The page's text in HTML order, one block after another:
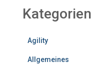
Kategorien
Agility
Allgemeines